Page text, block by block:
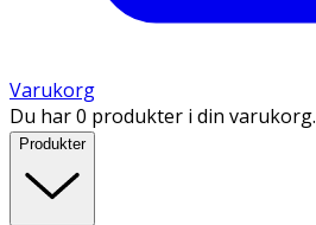
Varukorg
Du har 0 produkter i din varukorg.
Produkter